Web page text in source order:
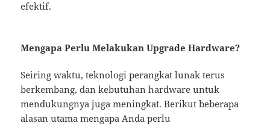
efektif.
Mengapa Perlu Melakukan Upgrade Hardware?
Seiring waktu, teknologi perangkat lunak terus
berkembang, dan kebutuhan hardware untuk
mendukungnya juga meningkat. Berikut beberapa
alasan utama mengapa Anda perlu